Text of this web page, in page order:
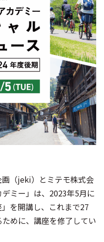
（jeki）とミテモ株式会
ミー」は、2023年5月に
」を開講し、これまで27
めに、講座を修了してい